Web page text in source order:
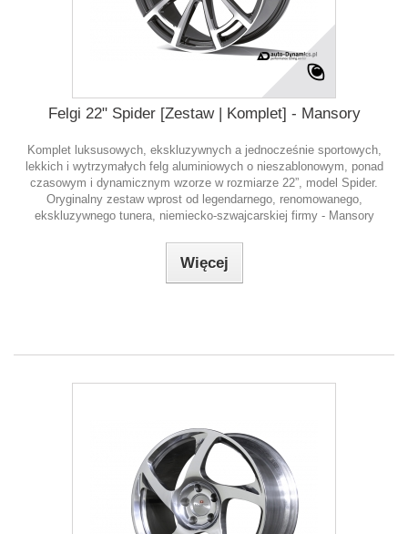
Felgi 22" Spider [Zestaw | Komplet] - Mansory
Komplet luksusowych, ekskluzywnych a jednocześnie sportowych,
lekkich i wytrzymałych felg aluminiowych o nieszablonowym, ponad
czasowym i dynamicznym wzorze w rozmiarze 22”, model Spider.
Oryginalny zestaw wprost od legendarnego, renomowanego,
ekskluzywnego tunera, niemiecko-szwajcarskiej firmy - Mansory
Więcej